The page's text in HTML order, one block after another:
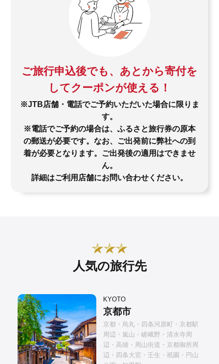
ご旅行申込後でも、あとから寄付を
してクーポンが使える！
※JTB店舗・電話でご予約いただいた場合に限りま
す。
※電話でご予約の場合は、ふるさと旅行券の原本
の郵送が必要です。なお、ご出発前に弊社への到
着が必要となります。ご出発後の適用はできませ
ん。
詳細はご利用店舗にお問い合わせください。
人気の旅行先
KYOTO
京都市
京都・烏丸・四条河原町・京都駅
周辺・嵐山・嵯峨野・清水寺周
辺・高雄・周山街道・京都御所周
辺・四条大宮・壬生・祇園・円山